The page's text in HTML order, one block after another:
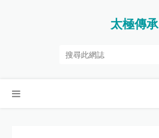
太極傳承